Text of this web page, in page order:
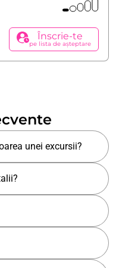
Înscrie-te
pe lista de așteptare
unei excursii?